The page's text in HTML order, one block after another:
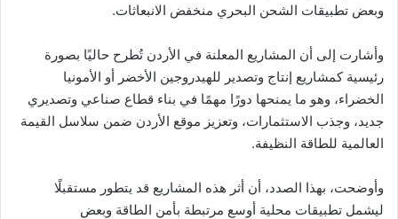
وبعض تطبيقات الشحن البحري منخفض الانبعاثات.
وأشارت إلى أن المشاريع المعلنة في الأردن تُطرح حاليًا بصورة
رئيسية كمشاريع إنتاج وتصدير للهيدروجين الأخضر أو الأمونيا
الخضراء، وهو ما يمنحها دورًا مهمًا في بناء قطاع صناعي وتصديري
جديد، وجذب الاستثمارات، وتعزيز موقع الأردن ضمن سلاسل القيمة
العالمية للطاقة النظيفة.
وأوضحت، بهذا الصدد، أن أثر هذه المشاريع قد يتطور مستقبلًا
ليشمل تطبيقات محلية أوسع مرتبطة بأمن الطاقة وبعض